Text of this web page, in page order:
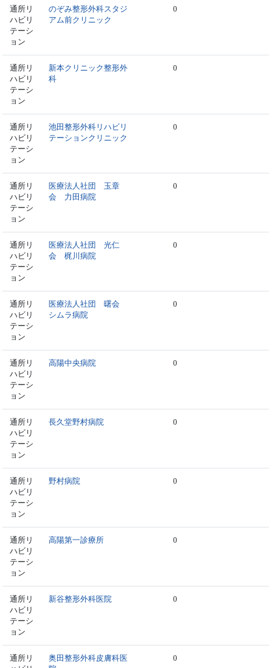
通所リ
ハビリ
テーシ
ョン
のぞみ整形外科スタジ
アム前クリニック
0
通所リ
ハビリ
テーシ
ョン
新本クリニック整形外
科
0
通所リ
ハビリ
テーシ
ョン
池田整形外科リハビリ
テーションクリニック
0
通所リ
ハビリ
テーシ
ョン
医療法人社団 玉章
会 力田病院
0
通所リ
ハビリ
テーシ
ョン
医療法人社団 光仁
会 梶川病院
0
通所リ
ハビリ
テーシ
ョン
医療法人社団 曙会
シムラ病院
0
通所リ
ハビリ
テーシ
ョン
高陽中央病院 0
通所リ
ハビリ
テーシ
ョン
長久堂野村病院 0
通所リ
ハビリ
テーシ
ョン
野村病院 0
通所リ
ハビリ
テーシ
ョン
高陽第一診療所 0
通所リ
ハビリ
テーシ
ョン
新谷整形外科医院 0
通所リ
奥田整形外科皮膚科医
0